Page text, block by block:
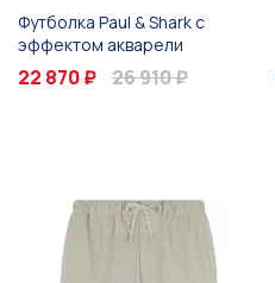
Футболка Paul & Shark с
эффектом акварели
22 870 ₽ 26 910 ₽